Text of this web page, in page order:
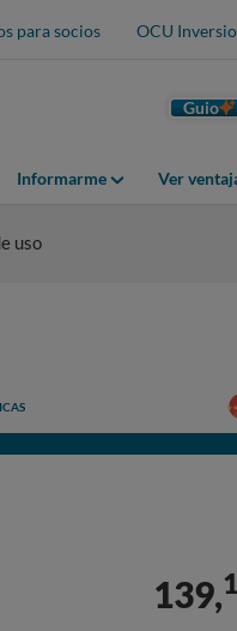
para socios OCU
Guio
Informarme Ver
uso
139,